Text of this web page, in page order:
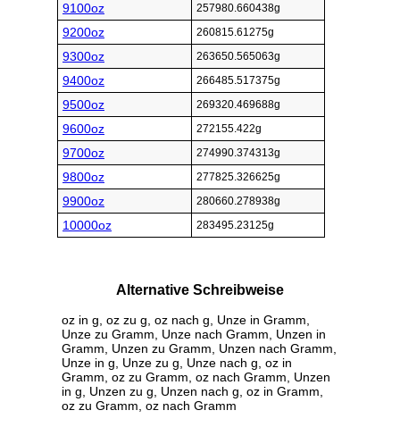
9100oz 257980.660438g
9200oz 260815.61275g
9300oz 263650.565063g
9400oz 266485.517375g
9500oz 269320.469688g
9600oz 272155.422g
9700oz 274990.374313g
9800oz 277825.326625g
9900oz 280660.278938g
10000oz 283495.23125g
Alternative Schreibweise
oz in g, oz zu g, oz nach g, Unze in Gramm,
Unze zu Gramm, Unze nach Gramm, Unzen in
Gramm, Unzen zu Gramm, Unzen nach Gramm,
Unze in g, Unze zu g, Unze nach g, oz in
Gramm, oz zu Gramm, oz nach Gramm, Unzen
in g, Unzen zu g, Unzen nach g, oz in Gramm,
oz zu Gramm, oz nach Gramm